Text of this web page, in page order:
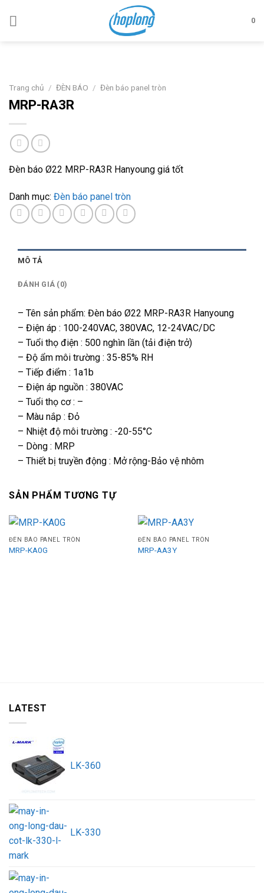
0
Trang chủ / ĐÈN BÁO / Đèn báo panel tròn
MRP-RA3R
Đèn báo Ø22 MRP-RA3R Hanyoung giá tốt
Danh mục: Đèn báo panel tròn
MÔ TẢ
ĐÁNH GIÁ (0)
– Tên sản phẩm: Đèn báo Ø22 MRP-RA3R Hanyoung
– Điện áp : 100-240VAC, 380VAC, 12-24VAC/DC
– Tuổi thọ điện : 500 nghìn lần (tải điện trở)
– Độ ẩm môi trường : 35-85% RH
– Tiếp điểm : 1a1b
– Điện áp nguồn : 380VAC
– Tuổi thọ cơ : –
– Màu nắp : Đỏ
– Nhiệt độ môi trường : -20-55°C
– Dòng : MRP
– Thiết bị truyền động : Mở rộng-Bảo vệ nhôm
SẢN PHẨM TƯƠNG TỰ
ĐÈN BÁO PANEL TRÒN
MRP-KA0G
ĐÈN BÁO PANEL TRÒN
MRP-AA3Y
LATEST
LK-360
LK-330